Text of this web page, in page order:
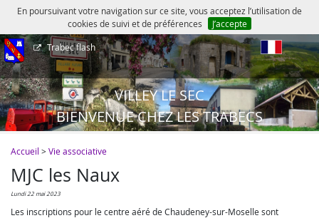
En poursuivant votre navigation sur ce site, vous acceptez l’utilisation de
cookies de suivi et de préférences
J’accepte
Trabec flash
VILLEY LE SEC
BIENVENUE CHEZ LES TRABECS
Accueil >Vie associative
MJC les Naux
lundi 22 mai 2023
Les inscriptions pour le centre aéré de Chaudeney-sur-Moselle sont